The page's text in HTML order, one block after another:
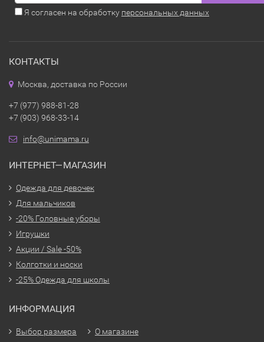
Я согласен на обработку персональных данных
КОНТАКТЫ
Москва, доставка по России
+7 (977) 988-81-28
+7 (903) 968-33-14
info@unimama.ru
ИНТЕРНЕТ—МАГАЗИН
Одежда для девочек
Для мальчиков
-20% Головные уборы
Игрушки
Акции / Sale -50%
Колготки и носки
-25% Одежда для школы
ИНФОРМАЦИЯ
Выбор размера
О магазине